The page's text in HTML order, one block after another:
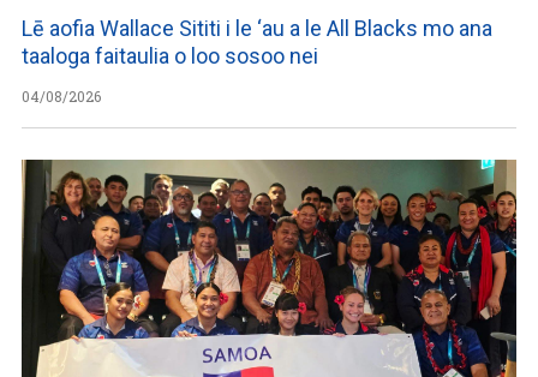
Lē aofia Wallace Sititi i le ‘au a le All Blacks mo ana
taaloga faitaulia o loo sosoo nei
04/08/2026